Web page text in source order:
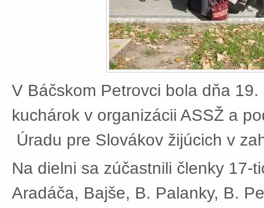
V Báčskom Petrovci bola dňa
kuchárok v organizácii ASSŽ a
Úradu pre Slovákov žijúcich v
Na dielni sa zúčastnili členky 17-
Aradáča, Bajše, B. Palanky, B.